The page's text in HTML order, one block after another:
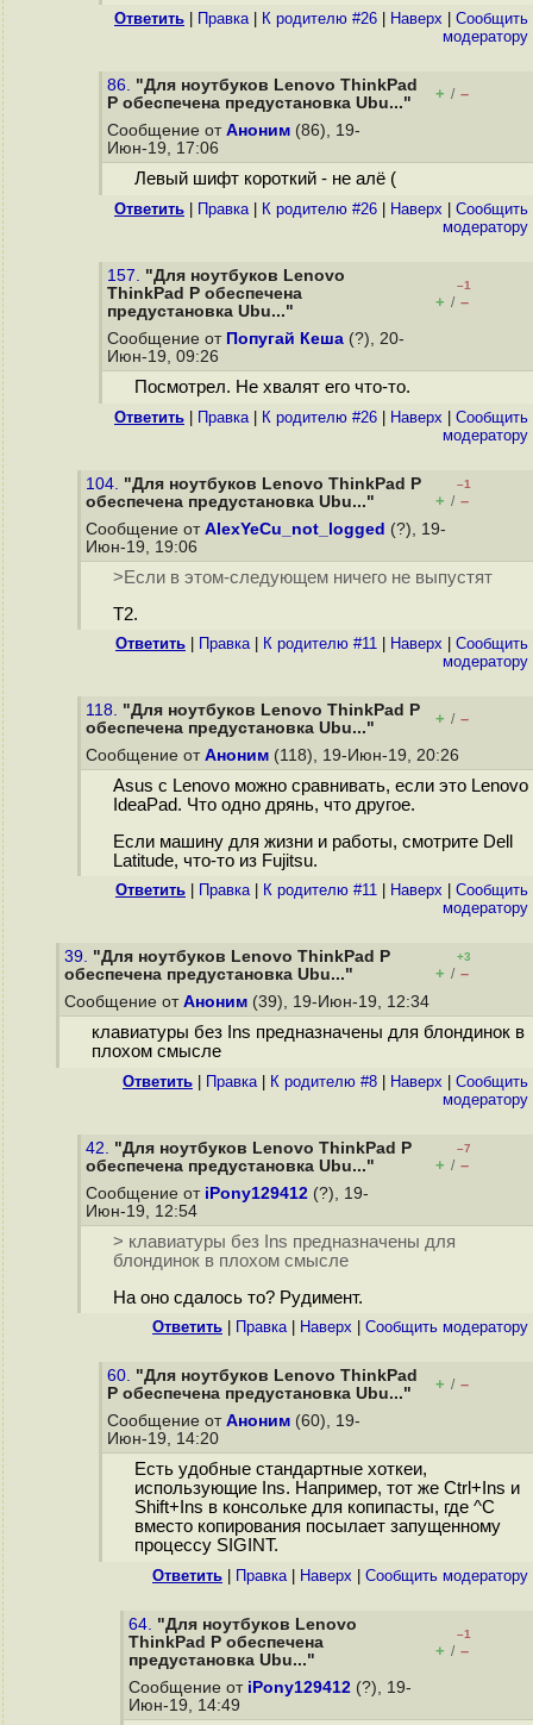
Ответить Правка| К родителю #26 Наверх
Cообщить
модератору
86. "Для ноутбуков Lenovo ThinkPad
P обеспечена предустановка Ubu..."
+ / –
Сообщение от Аноним (86), 19-
Июн-19, 17:06
Левый шифт короткий - не алё (
Ответить Правка| К родителю #26 Наверх
Cообщить
модератору
157. "Для ноутбуков Lenovo
ThinkPad P обеспечена
предустановка Ubu..."
–1
+ / –
Сообщение от Попугай Кеша (?), 20-
Июн-19, 09:26
Посмотрел. Не хвалят его что-то.
Ответить Правка| К родителю #26 Наверх
Cообщить
модератору
104. "Для ноутбуков Lenovo ThinkPad P
обеспечена предустановка Ubu..."
–1
+ / –
Сообщение от AlexYeCu_not_logged (?), 19-
Июн-19, 19:06
>Если в этом-следующем ничего не выпустят
Т2.
Ответить Правка| К родителю #11 Наверх
Cообщить
модератору
118. "Для ноутбуков Lenovo ThinkPad P
обеспечена предустановка Ubu..."
+ / –
Сообщение от Аноним (118), 19-Июн-19, 20:26
Asus с Lenovo можно сравнивать, если это Lenovo
IdeaPad. Что одно дрянь, что другое.
Если машину для жизни и работы, смотрите Dell
Latitude, что-то из Fujitsu.
Ответить Правка| К родителю #11 Наверх
Cообщить
модератору
39. "Для ноутбуков Lenovo ThinkPad P
обеспечена предустановка Ubu..."
+3
+ / –
Сообщение от Аноним (39), 19-Июн-19, 12:34
клавиатуры без Ins предназначены для блондинок в
плохом смысле
Ответить Правка| К родителю #8 Наверх
Cообщить
модератору
42. "Для ноутбуков Lenovo ThinkPad P
обеспечена предустановка Ubu..."
–7
+ / –
Сообщение от iPony129412 (?), 19-
Июн-19, 12:54
> клавиатуры без Ins предназначены для
блондинок в плохом смысле
На оно сдалось то? Рудимент.
Ответить Правка| Наверх Cообщить модератору
60. "Для ноутбуков Lenovo ThinkPad
P обеспечена предустановка Ubu..."
+ / –
Сообщение от Аноним (60), 19-
Июн-19, 14:20
Есть удобные стандартные хоткеи,
использующие Ins. Например, тот же Ctrl+Ins и
Shift+Ins в консольке для копипасты, где ^C
вместо копирования посылает запущенному
процессу SIGINT.
Ответить Правка| Наверх Cообщить модератору
64. "Для ноутбуков Lenovo
ThinkPad P обеспечена
предустановка Ubu..."
–1
+ / –
Сообщение от iPony129412 (?), 19-
Июн-19, 14:49